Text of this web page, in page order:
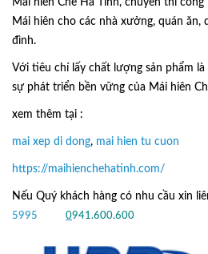
Mái hiên Che Hà Tĩnh, chuyên thi công
Mái hiên cho các nhà xưởng, quán ăn,
đình.
Với tiêu chí lấy chất lượng sản phẩm
sự phát triển bền vững của Mái hiên
xem thêm tại :
mai xep di dong, mai hien tu cuon
https://maihienchehatinh.com/
Nếu Quý khách hàng có nhu cầu xin
5995
0941.600.600